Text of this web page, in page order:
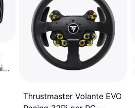
Thrustmaster Volante EVO